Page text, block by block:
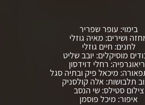
בימוי: עופר שפריר
ושירים: מאיה גוזלי
לחנים: חיים גוזלי
מוסיקלים: יובב שליט
רחלי דוידסון
מיכאל פיק ובתיה סגל
תלבושות: אלה קולסניק
צילום סטילס: שי הנסב
איפור: מיכל פוסמן